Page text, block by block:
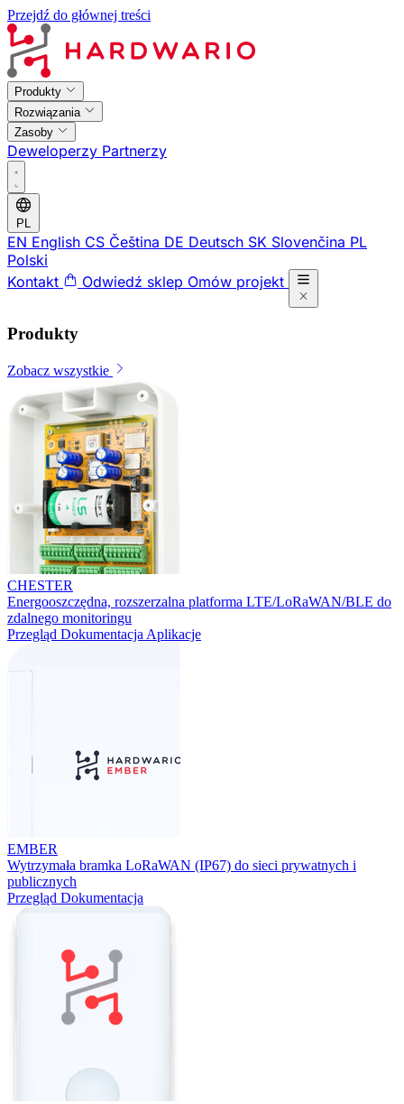
Przejdź do głównej treści
Produkty
Rozwiązania
Zasoby
Deweloperzy Partnerzy
PL
EN English CS Čeština DE Deutsch SK Slovenčina PL
Polski
Kontakt
Odwiedź sklep Omów projekt
Produkty
Zobacz wszystkie
CHESTER
Energooszczędna, rozszerzalna platforma LTE/LoRaWAN/BLE do
zdalnego monitoringu
Przegląd Dokumentacja Aplikacje
EMBER
Wytrzymała bramka LoRaWAN (IP67) do sieci prywatnych i
publicznych
Przegląd Dokumentacja